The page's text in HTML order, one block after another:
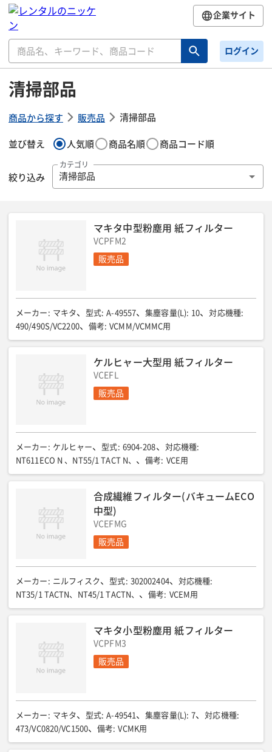
企業サイト
ログイン
清掃部品
商品から探す 販売品 清掃部品
並び替え 人気順 商品名順 商品コード順
絞り込み
カテゴリ
清掃部品
マキタ中型粉塵用 紙フィルター
VCPFM2
販売品
メーカー : マキタ 型式: A-49557 集塵容量(L): 10 対応機種:
490/490S/VC2200
備考: VCMM/VCMMC用
ケルヒャー大型用 紙フィルター
VCEFL
販売品
メーカー : ケルヒャー 型式: 6904-208 対応機種:
NT611ECO N 、NT55/1 TACT N、
備考: VCE用
合成繊維フィルター(バキュームECO
中型)
VCEFMG
販売品
メーカー : ニルフィスク 型式: 302002404 対応機種:
NT35/1 TACTN、NT45/1 TACTN、
備考: VCEM用
マキタ小型粉塵用 紙フィルター
VCPFM3
販売品
メーカー : マキタ 型式: A-49541 集塵容量(L): 7 対応機種:
473/VC0820/VC1500
備考: VCMK用